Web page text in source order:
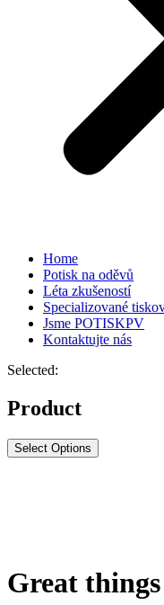
Home
Potisk na oděvů
Léta zkušeností
Specializované
Jsme POTISKPV
Kontaktujte nás
Selected:
Product
Select Options
Great